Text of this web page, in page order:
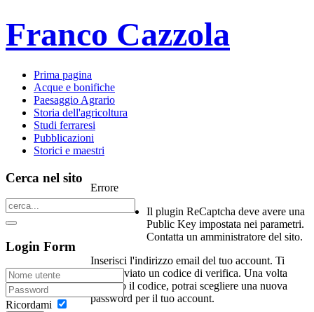
Franco Cazzola
Prima pagina
Acque e bonifiche
Paesaggio Agrario
Storia dell'agricoltura
Studi ferraresi
Pubblicazioni
Storici e maestri
Errore
Il plugin ReCaptcha deve avere una
Public Key impostata nei parametri.
Contatta un amministratore del sito.
Inserisci l'indirizzo email del tuo account. Ti
verrà inviato un codice di verifica. Una volta
ricevuto il codice, potrai scegliere una nuova
password per il tuo account.
Cerca nel sito
Login Form
Ricordami